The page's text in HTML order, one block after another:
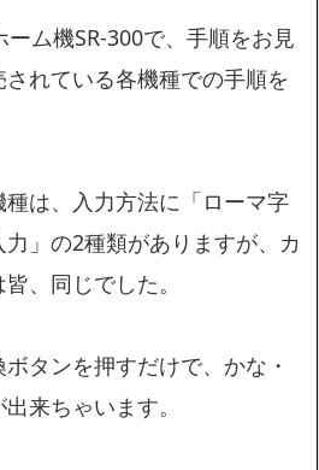
ム機SR-300で、手順をお見
れている各機種での手順を
は、入力方法に「ローマ字
」の2種類がありますが、カ
、同じでした。
タンを押すだけで、かな・
来ちゃいます。